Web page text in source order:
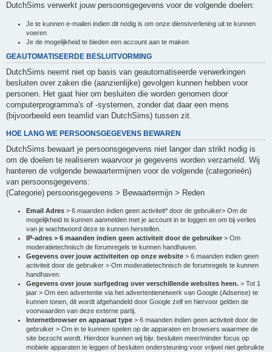
DutchSims verwerkt jouw persoonsgegevens voor de volgende doelen:
Je te kunnen e-mailen indien dit nodig is om onze dienstverlening uit te kunnen
voeren
Je de mogelijkheid te bieden een account aan te maken
GEAUTOMATISEERDE BESLUITVORMING
DutchSims neemt niet op basis van geautomatiseerde verwerkingen
besluiten over zaken die (aanzienlijke) gevolgen kunnen hebben voor
personen. Het gaat hier om besluiten die worden genomen door
computerprogramma's of -systemen, zonder dat daar een mens
(bijvoorbeeld een teamlid van DutchSims) tussen zit.
HOE LANG WE PERSOONSGEGEVENS BEWAREN
DutchSims bewaart je persoonsgegevens niet langer dan strikt nodig is
om de doelen te realiseren waarvoor je gegevens worden verzameld. Wij
hanteren de volgende bewaartermijnen voor de volgende (categorieën)
van persoonsgegevens:
(Categorie) persoonsgegevens > Bewaartermijn > Reden
Email Adres > 6 maanden indien geen activiteit* door de gebruiker> Om de
mogelijkheid te kunnen aanmelden met je account in te loggen en om bij verlies
van je wachtwoord deze te kunnen herstellen.
IP-adres > 6 maanden indien geen activiteit door de gebruiker > Om
moderatietechnisch de forumregels te kunnen handhaven.
Gegevens over jouw activiteiten op onze website > 6 maanden indien geen
activiteit door de gebruiker > Om moderatietechnisch de forumregels te kunnen
handhaven.
Gegevens over jouw surfgedrag over verschillende websites heen. > Tot 1
jaar > Om een advertentie via het advertentienetwerk van Google (Adsense) te
kunnen tonen, dit wordt afgehandeld door Google zelf en hiervoor gelden de
voorwaarden van deze externe partij.
Internetbrowser en apparaat type > 6 maanden indien geen activiteit door de
gebruiker > Om in te kunnen spelen op de apparaten en browsers waarmee de
site bezocht wordt. Hierdoor kunnen wij bijv. besluiten meer/minder focus op
mobiele apparaten te leggen of besluiten ondersteuning voor vrijwel niet gebruikte